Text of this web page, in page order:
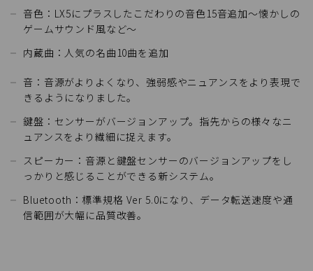
音色：LX5にプラスしたこだわりの音色15音追加～懐かしの
ゲームサウンド風など～
内蔵曲：人気の名曲10曲を追加
音：音源がよりよくなり、強弱感やニュアンスをより表現で
きるようになりました。
鍵盤：センサーがバージョンアップ。指先からの様々なニ
ュアンスをより繊細に捉えます。
スピーカー：音源と鍵盤センサーのバージョンアップをし
っかりと感じることができる新システム。
Bluetooth：標準規格 Ver 5.0になり、データ転送速度や通
信範囲が大幅に品質改善。